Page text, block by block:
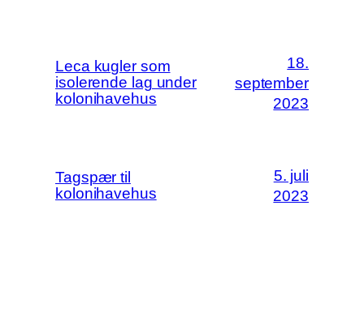
Leca kugler som
isolerende lag under
kolonihavehus
18.
september
2023
Tagspær til
kolonihavehus
5. juli
2023